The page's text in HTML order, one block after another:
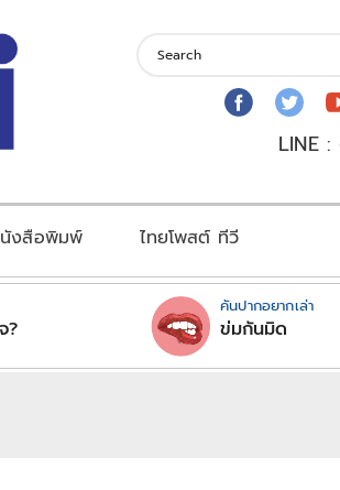
LINE :
งสือพิมพ์ ไทยโพสต์ ทีวี
?
คันปากอยากเล่า
ข่มกันมิด